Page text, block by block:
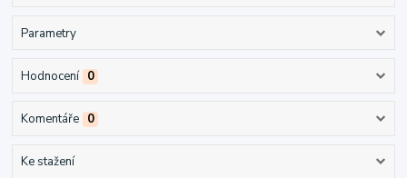
Parametry
Hodnocení 0
Komentáře 0
Ke stažení